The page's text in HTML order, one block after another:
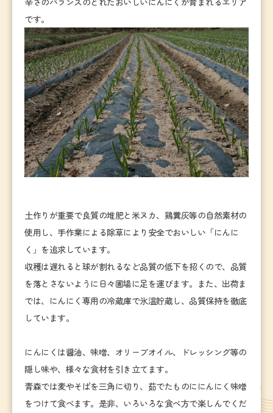
です。
土作りが重要で良質の堆肥と米ヌカ、鶏糞灰等の自然素材の
使用し、手作業による除草により安全でおいしい「にんに
く」を追求しています。
収穫は遅れると球が割れるなど品質の低下を招くので、品質
を落とさないように日々圃場に足を運びます。また、出荷ま
では、にんにく専用の冷蔵庫で氷温貯蔵し、品質保持を徹底
しています。
にんにくは醤油、味噌、オリーブオイル、ドレッシング等の
隠し味や、様々な食材を引き立てます。
青森では麦やそばを三角に切り、茹でたものににんにく味噌
をつけて食べます。是非、いろいろな食べ方で楽しんでくだ